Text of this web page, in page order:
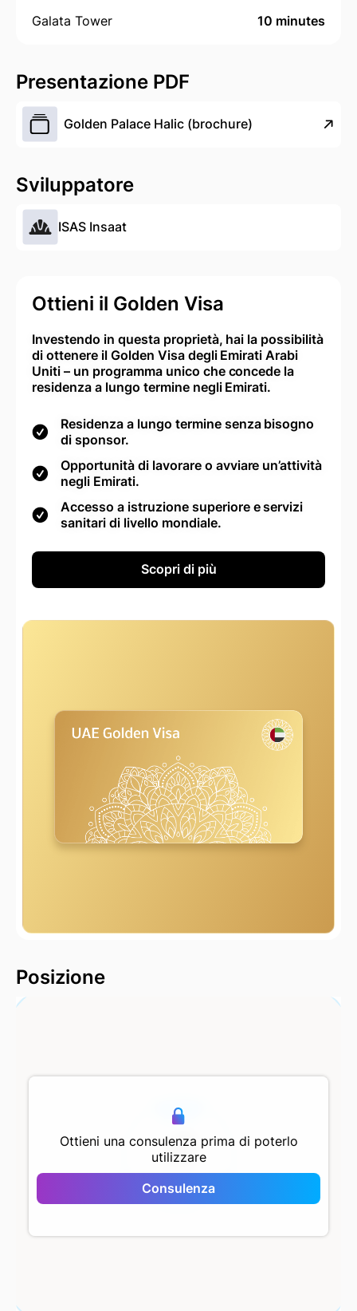
Galata Tower 10 minutes
Presentazione PDF
Golden Palace Halic (brochure)
Sviluppatore
ISAS Insaat
Ottieni il Golden Visa
Investendo in questa proprietà, hai la possibilità
di ottenere il Golden Visa degli Emirati Arabi
Uniti – un programma unico che concede la
residenza a lungo termine negli Emirati.
Residenza a lungo termine senza bisogno
di sponsor.
Opportunità di lavorare o avviare un’attività
negli Emirati.
Accesso a istruzione superiore e servizi
sanitari di livello mondiale.
Scopri di più
Posizione
Ottieni una consulenza prima di poterlo
utilizzare
Consulenza
Golden Palace Halic
500 m